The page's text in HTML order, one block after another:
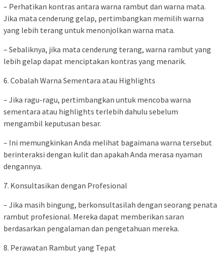
– Perhatikan kontras antara warna rambut dan warna mata.
Jika mata cenderung gelap, pertimbangkan memilih warna
yang lebih terang untuk menonjolkan warna mata.
– Sebaliknya, jika mata cenderung terang, warna rambut yang
lebih gelap dapat menciptakan kontras yang menarik.
6. Cobalah Warna Sementara atau Highlights
– Jika ragu-ragu, pertimbangkan untuk mencoba warna
sementara atau highlights terlebih dahulu sebelum
mengambil keputusan besar.
– Ini memungkinkan Anda melihat bagaimana warna tersebut
berinteraksi dengan kulit dan apakah Anda merasa nyaman
dengannya.
7. Konsultasikan dengan Profesional
– Jika masih bingung, berkonsultasilah dengan seorang penata
rambut profesional. Mereka dapat memberikan saran
berdasarkan pengalaman dan pengetahuan mereka.
8. Perawatan Rambut yang Tepat